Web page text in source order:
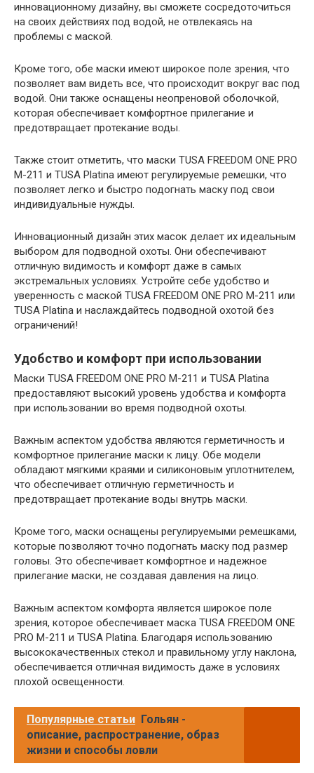
инновационному дизайну, вы сможете сосредоточиться
на своих действиях под водой, не отвлекаясь на
проблемы с маской.
Кроме того, обе маски имеют широкое поле зрения, что
позволяет вам видеть все, что происходит вокруг вас под
водой. Они также оснащены неопреновой оболочкой,
которая обеспечивает комфортное прилегание и
предотвращает протекание воды.
Также стоит отметить, что маски TUSA FREEDOM ONE PRO
M-211 и TUSA Platina имеют регулируемые ремешки, что
позволяет легко и быстро подогнать маску под свои
индивидуальные нужды.
Инновационный дизайн этих масок делает их идеальным
выбором для подводной охоты. Они обеспечивают
отличную видимость и комфорт даже в самых
экстремальных условиях. Устройте себе удобство и
уверенность с маской TUSA FREEDOM ONE PRO M-211 или
TUSA Platina и наслаждайтесь подводной охотой без
ограничений!
Удобство и комфорт при использовании
Маски TUSA FREEDOM ONE PRO M-211 и TUSA Platina
предоставляют высокий уровень удобства и комфорта
при использовании во время подводной охоты.
Важным аспектом удобства являются герметичность и
комфортное прилегание маски к лицу. Обе модели
обладают мягкими краями и силиконовым уплотнителем,
что обеспечивает отличную герметичность и
предотвращает протекание воды внутрь маски.
Кроме того, маски оснащены регулируемыми ремешками,
которые позволяют точно подогнать маску под размер
головы. Это обеспечивает комфортное и надежное
прилегание маски, не создавая давления на лицо.
Важным аспектом комфорта является широкое поле
зрения, которое обеспечивает маска TUSA FREEDOM ONE
PRO M-211 и TUSA Platina. Благодаря использованию
высококачественных стекол и правильному углу наклона,
обеспечивается отличная видимость даже в условиях
плохой освещенности.
Популярные статьи Гольян -
описание, распространение, образ
жизни и способы ловли